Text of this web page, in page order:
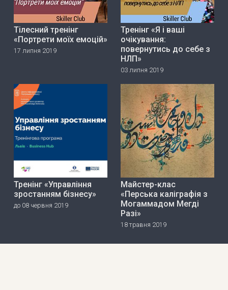
Тілесний тренінг
«Портрети моїх емоцій»
17 липня 2019
Тренінг «Я і ваші
очікування:
повернутись до себе з
НЛП»
03 липня 2019
Тренінг «Управління
зростанням бізнесу»
до 08 червня 2019
Майстер-клас
«Перська каліграфія з
Могаммадом Мегді
Разі»
18 травня 2019